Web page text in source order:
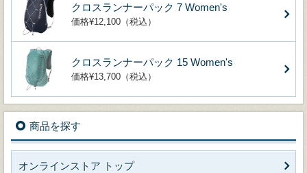
クロスランナーパック 7 Women's
価格¥12,100（税込）
クロスランナーパック 15 Women's
価格¥13,700（税込）
商品を探す
オンラインストア トップ